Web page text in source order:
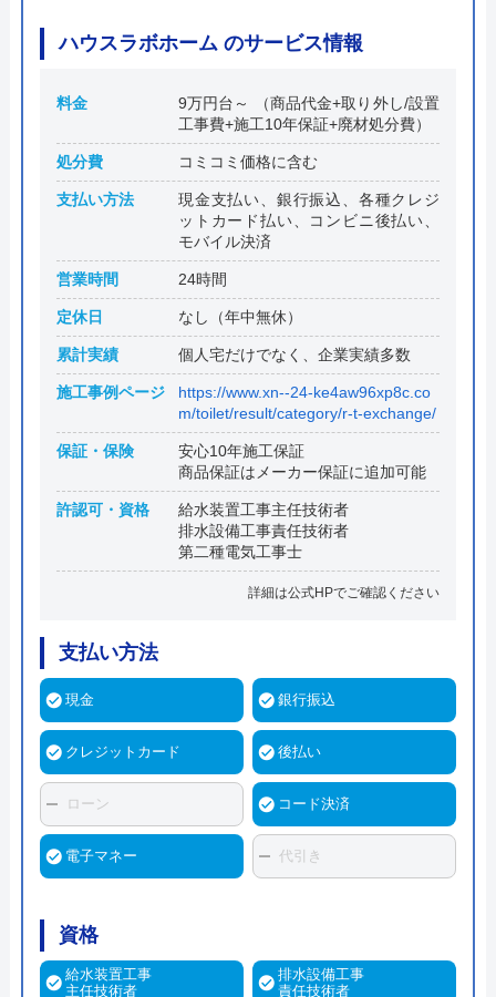
ハウスラボホーム のサービス情報
料金
9万円台～ （商品代金+取り外し/設置
工事費+施工10年保証+廃材処分費）
処分費 コミコミ価格に含む
支払い方法
現金支払い、銀行振込、各種クレジ
ットカード払い、コンビニ後払い、
モバイル決済
営業時間 24時間
定休日 なし（年中無休）
累計実績 個人宅だけでなく、企業実績多数
施工事例ページ
https://www.xn--24-ke4aw96xp8c.co
m/toilet/result/category/r-t-exchange/
保証・保険
安心10年施工保証
商品保証はメーカー保証に追加可能
許認可・資格
給水装置工事主任技術者
排水設備工事責任技術者
第二種電気工事士
詳細は公式HPでご確認ください
支払い方法
現金 銀行振込
クレジットカード 後払い
ローン コード決済
電子マネー 代引き
資格
給水装置工事
主任技術者
排水設備工事
責任技術者